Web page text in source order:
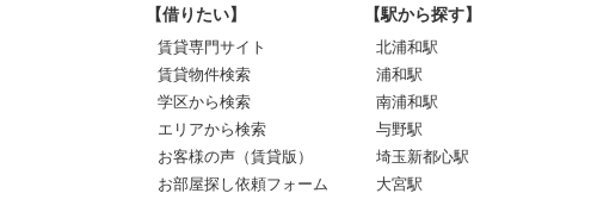
【借りたい】
賃貸専門サイト
賃貸物件検索
学区から検索
エリアから検索
お客様の声（賃貸版）
お部屋探し依頼フォーム
【駅から探す】
北浦和駅
浦和駅
南浦和駅
与野駅
埼玉新都心駅
大宮駅